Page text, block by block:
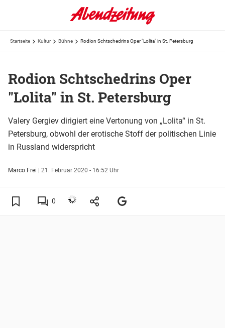
Startseite Kultur Bühne Rodion Schtschedrins Oper "Lolita" in St. Petersburg
Rodion Schtschedrins Oper
"Lolita" in St. Petersburg
Valery Gergiev dirigiert eine Vertonung von „Lolita“ in St.
Petersburg, obwohl der erotische Stoff der politischen Linie
in Russland widerspricht
Marco Frei | 21. Februar 2020 - 16:52 Uhr
0